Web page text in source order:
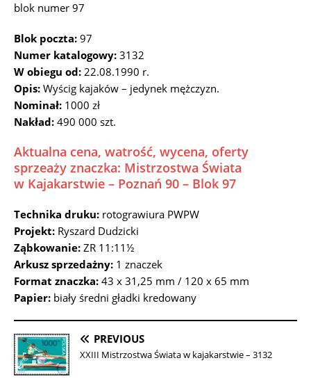
blok numer 97
Blok poczta: 97
Numer katalogowy: 3132
W obiegu od: 22.08.1990 r.
Opis: Wyścig kajaków – jedynek mężczyzn.
Nominał: 1000 zł
Nakład: 490 000 szt.
Aktualna cena, watrość, wycena, oferty
sprzeaży znaczka: Mistrzostwa Świata
w Kajakarstwie – Poznań 90 – Blok 97
Technika druku: rotograwiura PWPW
Projekt: Ryszard Dudzicki
Ząbkowanie: ZR 11:11½
Arkusz sprzedażny: 1 znaczek
Format znaczka: 43 x 31,25 mm / 120 x 65 mm
Papier: biały średni gładki kredowany
PREVIOUS
XXIII Mistrzostwa Świata w kajakarstwie – 3132